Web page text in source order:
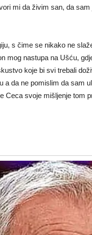
mi da živim san, da sam
s čime se nikako ne
mog nastupa na Ušću,
koje bi svi trebali
da ne pomislim da sam
Ceca svoje mišljenje tom